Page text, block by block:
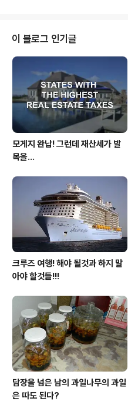
이라고 불리우는 고리대금 업체로 칭하기
페이데이 렌더가 우후죽순으로 늘어나
여주는 맥도날드의 매장 수보다 더 많게
합니다. 현재 미국내 맥도날드 매장 수
이런 페이데이 렌더는 2만 여개라 하니
국인들이 은행과 ..
이 블로그 인기글
모게지 완납! 그런데 재산세가 발
목을...
크루즈 여행! 해야 될것과 하지 말
아야 할것들!!!
담장을 넘은 남의 과일나무의 과일
은 따도 된다?